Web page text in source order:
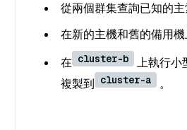
從兩個群集查詢已知的主
在新的主機和舊的備用機
在 cluster-b
上執行小
複製到 cluster-a 。